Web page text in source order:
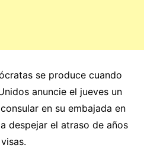
se produce cuando
anuncie el jueves un
en su embajada en
despejar el atraso de años